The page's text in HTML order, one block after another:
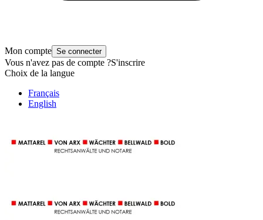
Mon compte Se connecter
Vous n'avez pas de compte ?S'inscrire
Choix de la langue
Français
English